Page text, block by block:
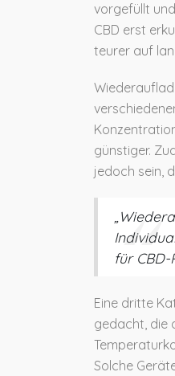
vorgefüllt
CBD erst
teurer auf
günstiger.
jedoch sein,
für
Eine dritte
gedacht, die
Solche